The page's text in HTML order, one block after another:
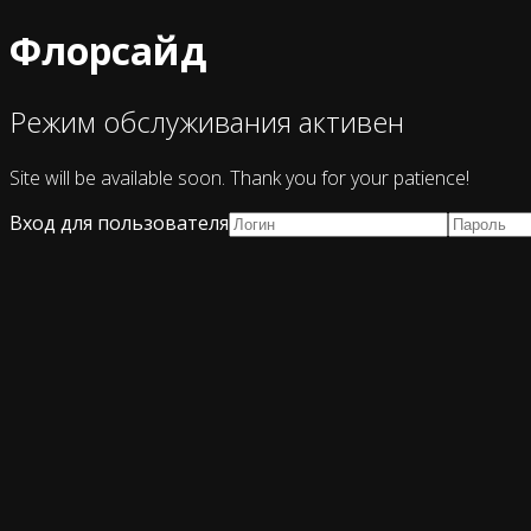
Флорсайд
Режим обслуживания активен
Site will be available soon. Thank you for your patience!
Вход для пользователя